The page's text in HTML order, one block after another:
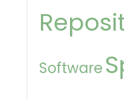
Software